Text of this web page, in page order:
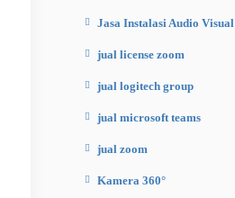
Jasa Instalasi Audio Visual
jual license zoom
jual logitech group
jual microsoft teams
jual zoom
Kamera 360°